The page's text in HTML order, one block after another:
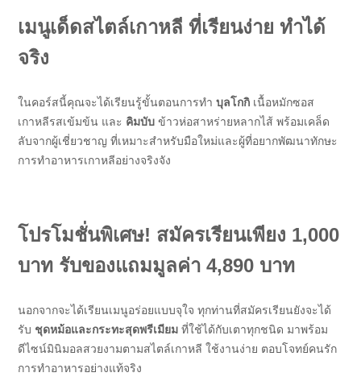
เมนูเด็ดสไตล์เกาหลี ที่เรียนง่าย ทำได้
จริง
ในคอร์สนี้คุณจะได้เรียนรู้ขั้นตอนการทำ บุลโกกิ เนื้อหมักซอส
เกาหลีรสเข้มข้น และ คิมบับ ข้าวห่อสาหร่ายหลากไส้ พร้อมเคล็ด
ลับจากผู้เชี่ยวชาญ ที่เหมาะสำหรับมือใหม่และผู้ที่อยากพัฒนาทักษะ
การทำอาหารเกาหลีอย่างจริงจัง
โปรโมชั่นพิเศษ! สมัครเรียนเพียง 1,000
บาท รับของแถมมูลค่า 4,890 บาท
นอกจากจะได้เรียนเมนูอร่อยแบบจุใจ ทุกท่านที่สมัครเรียนยังจะได้
รับ ชุดหม้อและกระทะสุดพรีเมียม ที่ใช้ได้กับเตาทุกชนิด มาพร้อม
ดีไซน์มินิมอลสวยงามตามสไตล์เกาหลี ใช้งานง่าย ตอบโจทย์คนรัก
การทำอาหารอย่างแท้จริง